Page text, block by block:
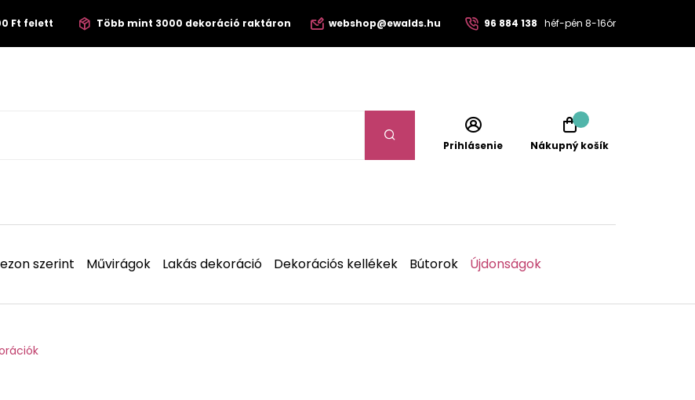
Ft felett Több mint 3000 dekoráció raktáron webshop@ewalds.hu 96 884 138 héf-pén 8-16ór
Prihlásenie Nákupný košík
szerint Művirágok Lakás dekoráció Dekorációs kellékek Bútorok Újdonságok